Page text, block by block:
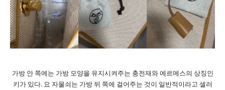
가방 안 쪽에는 가방 모양을 유지시켜주는 충전재와 에르메스의 상징인
키가 있다. 요 자물쇠는 가방 뒤 쪽에 걸어주는 것이 일반적이라고 셀러